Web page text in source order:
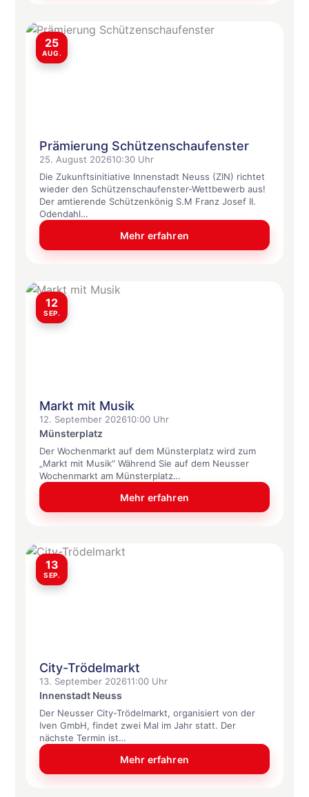
25
AUG.
Prämierung Schützenschaufenster
25. August 202610:30 Uhr
Die Zukunftsinitiative Innenstadt Neuss (ZIN) richtet
wieder den Schützenschaufenster-Wettbewerb aus!
Der amtierende Schützenkönig S.M Franz Josef II.
Odendahl…
Mehr erfahren
12
SEP.
Markt mit Musik
12. September 202610:00 Uhr
Münsterplatz
Der Wochenmarkt auf dem Münsterplatz wird zum
„Markt mit Musik“ Während Sie auf dem Neusser
Wochenmarkt am Münsterplatz…
Mehr erfahren
13
SEP.
City-Trödelmarkt
13. September 202611:00 Uhr
Innenstadt Neuss
Der Neusser City-Trödelmarkt, organisiert von der
Iven GmbH, findet zwei Mal im Jahr statt. Der
nächste Termin ist…
Mehr erfahren